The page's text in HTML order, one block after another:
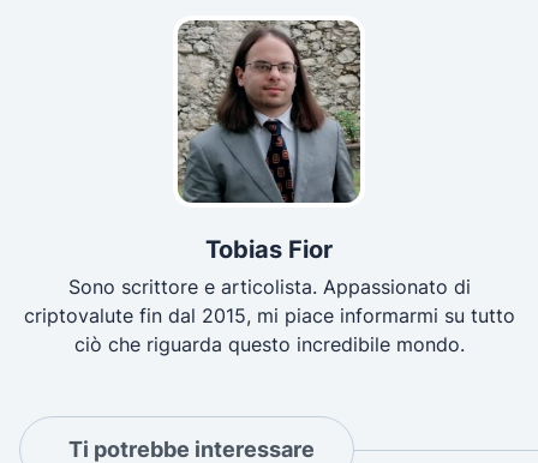
Tobias Fior
Sono scrittore e articolista. Appassionato di
criptovalute fin dal 2015, mi piace informarmi su tutto
ciò che riguarda questo incredibile mondo.
Ti potrebbe interessare